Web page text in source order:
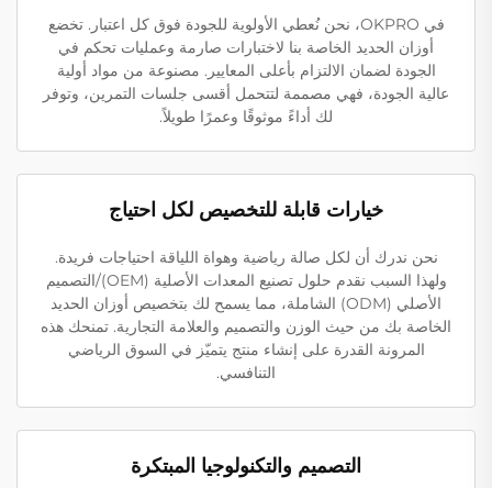
في OKPRO، نحن نُعطي الأولوية للجودة فوق كل اعتبار. تخضع
أوزان الحديد الخاصة بنا لاختبارات صارمة وعمليات تحكم في
الجودة لضمان الالتزام بأعلى المعايير. مصنوعة من مواد أولية
عالية الجودة، فهي مصممة لتتحمل أقسى جلسات التمرين، وتوفر
لك أداءً موثوقًا وعمرًا طويلاً.
خيارات قابلة للتخصيص لكل احتياج
نحن ندرك أن لكل صالة رياضية وهواة اللياقة احتياجات فريدة.
ولهذا السبب نقدم حلول تصنيع المعدات الأصلية (OEM)/التصميم
الأصلي (ODM) الشاملة، مما يسمح لك بتخصيص أوزان الحديد
الخاصة بك من حيث الوزن والتصميم والعلامة التجارية. تمنحك هذه
المرونة القدرة على إنشاء منتج يتميّز في السوق الرياضي
التنافسي.
التصميم والتكنولوجيا المبتكرة